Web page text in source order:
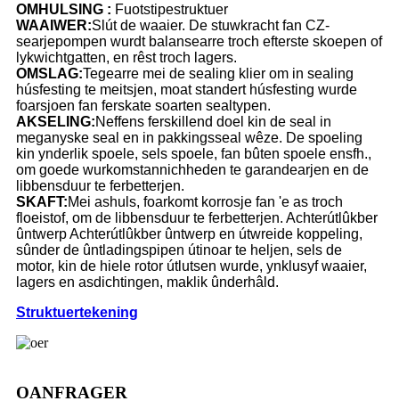
OMHULSING : Fuotstipestruktuer
WAAIWER:Slút de waaier. De stuwkracht fan CZ-
searjepompen wurdt balansearre troch efterste skoepen of
lykwichtgatten, en rêst troch lagers.
OMSLAG:Tegearre mei de sealing klier om in sealing
húsfesting te meitsjen, moat standert húsfesting wurde
foarsjoen fan ferskate soarten sealtypen.
AKSELING:Neffens ferskillend doel kin de seal in
meganyske seal en in pakkingsseal wêze. De spoeling
kin ynderlik spoele, sels spoele, fan bûten spoele ensfh.,
om goede wurkomstannichheden te garandearjen en de
libbensduur te ferbetterjen.
SKAFT:Mei ashuls, foarkomt korrosje fan 'e as troch
floeistof, om de libbensduur te ferbetterjen. Achterútlûkber
ûntwerp Achterútlûkber ûntwerp en útwreide koppeling,
sûnder de ûntladingspipen útinoar te heljen, sels de
motor, kin de hiele rotor útlutsen wurde, ynklusyf waaier,
lagers en asdichtingen, maklik ûnderhâld.
Struktuertekening
OANFRAGER